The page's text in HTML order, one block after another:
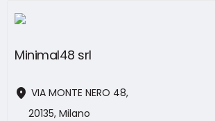
Minimal48 srl
location_on VIA MONTE NERO 48,
20135, Milano